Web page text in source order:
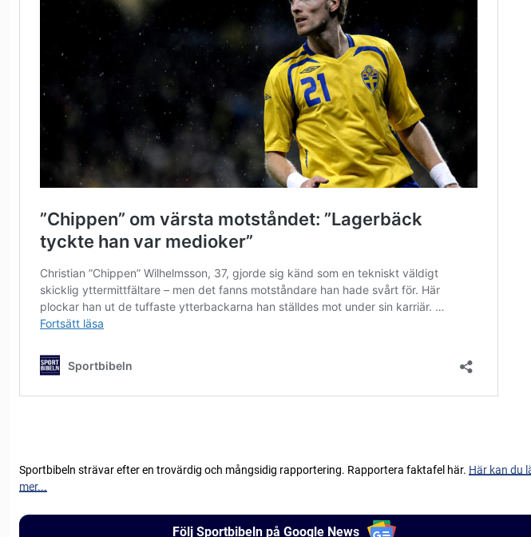
Sportbibeln strävar efter en trovärdig och mångsidig rapportering. Rapportera faktafel här. Här kan du
mer...
Följ Sportbibeln på Google News